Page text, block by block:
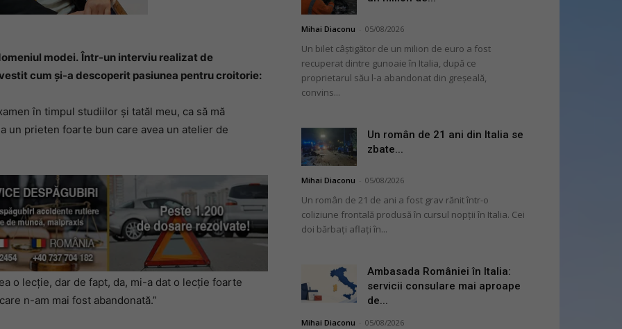
modei. Într-un interviu realizat de
cum și-a descoperit pasiunea pentru croitorie:
în timpul studiilor și tatăl meu, ca să mă
un prieten foarte bun care avea un atelier de
o lecție, dar de fapt, da, mi-a dat o lecție foarte
n-am mai fost abandonată.”
Mihai Diaconu 05/08/2026
Un bilet câștigător de un milion de euro a fost
recuperat dintre gunoaie în Italia, după ce
proprietarul său l-a abandonat din greșeală,
convins...
Un român de 21 ani din Italia se
zbate...
Mihai Diaconu 05/08/2026
Un român de 21 de ani a fost grav rănit într-o
coliziune frontală produsă în cursul nopții în Italia. Cei
doi bărbați aflați în...
Ambasada României în Italia:
servicii consulare mai aproape
de...
Mihai Diaconu 05/08/2026